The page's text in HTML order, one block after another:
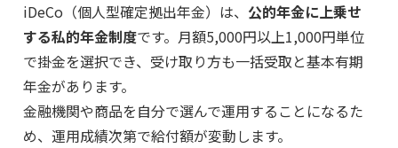
iDeCo（個人型確定拠出年金）は、 公的年金に上乗せ
する私的年金制度です。月額5,000円以上1,000円単位
で掛金を選択でき、受け取り方も一括受取と基本有期
年金があります。
金融機関や商品を自分で選んで運用することになるた
め、運用成績次第で給付額が変動します。